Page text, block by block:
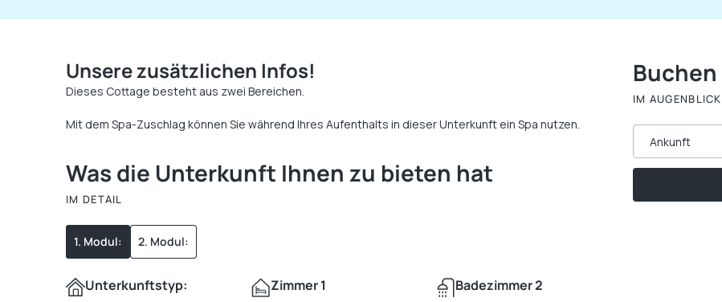
Unsere zusätzlichen Infos!
Dieses Cottage besteht aus zwei Bereichen.
Mit dem Spa-Zuschlag können Sie während Ihres Aufenthalts in dieser Unterkunft ein Spa nutzen.
Was die Unterkunft Ihnen zu bieten hat
IM DETAIL
1. Modul: 2. Modul:
Unterkunftstyp: Zimmer 1 Badezimmer 2
Buchen
IM AUGENBLICK
Ankunft